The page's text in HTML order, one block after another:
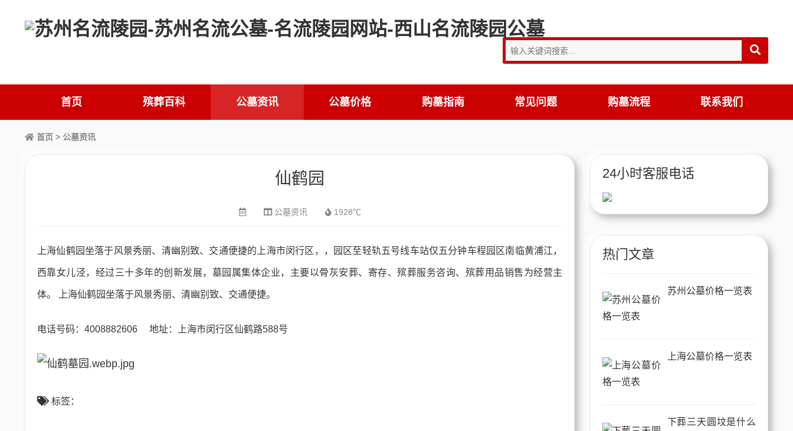
首页 殡葬百科 公墓资讯 公墓价格 购墓指南 常见问题 购墓流程 联系我们
首页 > 公墓资讯
仙鹤园
公墓资讯 1928℃
上海仙鹤园坐落于风景秀丽、清幽别致、交通便捷的上海市闵行区，，园区至轻轨五号线车站仅五分钟车程园区南临黄浦江，
西靠女儿泾，经过三十多年的创新发展，墓园属集体企业，主要以骨灰安葬、寄存、殡葬服务咨询、殡葬用品销售为经营主
体。 上海仙鹤园坐落于风景秀丽、清幽别致、交通便捷。
电话号码：4008882606 地址：上海市闵行区仙鹤路588号
标签：
24小时客服电话
热门文章
苏州公墓价格一览表
上海公墓价格一览表
下葬三天圆坟是什么